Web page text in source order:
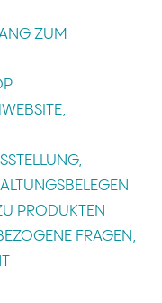
ZUM
PRODUKTEN
FRAGEN,